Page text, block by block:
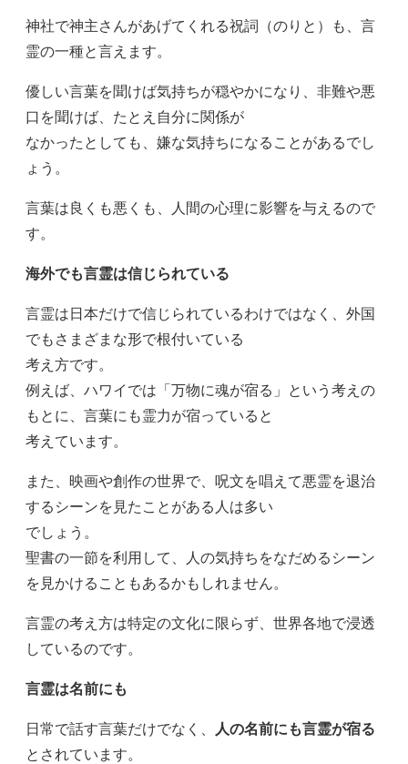
神社で神主さんがあげてくれる祝詞（のりと）も、言
霊の一種と言えます。
優しい言葉を聞けば気持ちが穏やかになり、非難や悪
口を聞けば、たとえ自分に関係が
なかったとしても、嫌な気持ちになることがあるでし
ょう。
言葉は良くも悪くも、人間の心理に影響を与えるので
す。
海外でも言霊は信じられている
言霊は日本だけで信じられているわけではなく、外国
でもさまざまな形で根付いている
考え方です。
例えば、ハワイでは「万物に魂が宿る」という考えの
もとに、言葉にも霊力が宿っていると
考えています。
また、映画や創作の世界で、呪文を唱えて悪霊を退治
するシーンを見たことがある人は多い
でしょう。
聖書の一節を利用して、人の気持ちをなだめるシーン
を見かけることもあるかもしれません。
言霊の考え方は特定の文化に限らず、世界各地で浸透
しているのです。
言霊は名前にも
日常で話す言葉だけでなく、
人の名前にも言霊が宿る
とされています。